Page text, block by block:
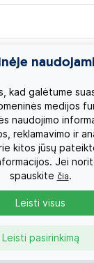
kad galėtume
medijos
naudojimo
reklamavimo ir
kitos jūsų
Jei
spauskite čia.
Leisti pasirinkimą
Leisti visus